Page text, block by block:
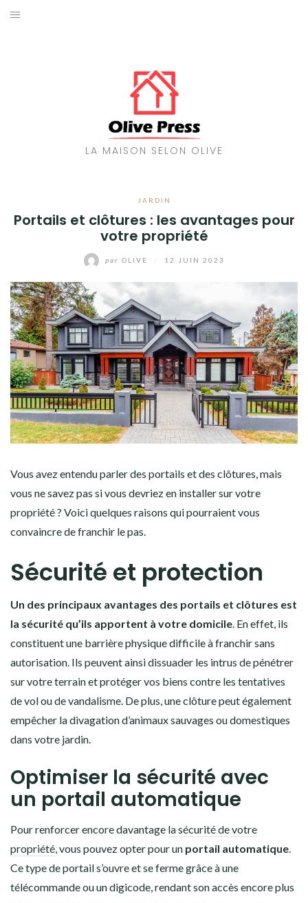
Aller
LA MAISON SELON OLIVE
JARDIN
Portails et clôtures : les avantages pour
votre propriété
par OLIVE 12 JUIN 2023
Vous avez entendu parler des portails et des clôtures, mais
vous ne savez pas si vous devriez en installer sur votre
propriété ? Voici quelques raisons qui pourraient vous
convaincre de franchir le pas.
Sécurité et protection
Un des principaux avantages des portails et clôtures est
la sécurité qu’ils apportent à votre domicile. En effet, ils
constituent une barrière physique difficile à franchir sans
autorisation. Ils peuvent ainsi dissuader les intrus de pénétrer
sur votre terrain et protéger vos biens contre les tentatives
de vol ou de vandalisme. De plus, une clôture peut également
empêcher la divagation d’animaux sauvages ou domestiques
dans votre jardin.
Optimiser la sécurité avec
un portail automatique
Pour renforcer encore davantage la sécurité de votre
propriété, vous pouvez opter pour un portail automatique.
Ce type de portail s’ouvre et se ferme grâce à une
télécommande ou un digicode, rendant son accès encore plus